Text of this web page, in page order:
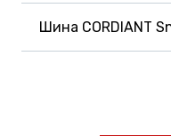
Шина CORDIANT